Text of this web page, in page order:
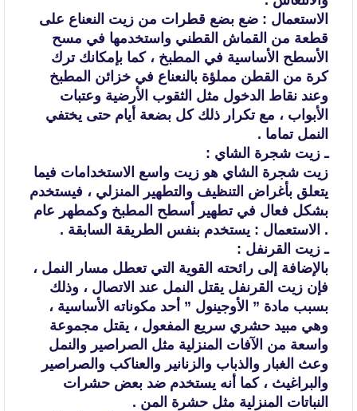
الاستعمال : ضع بضع قطرات من زيت النعناع على
قطعة من القماش القطني واستخدمها في مسح
الأسطح الأساسية في المطبخ ، كما بإمكانك ترك
كرة من القطن مملؤة بالنعناع في خزائن المطبخ
وعند نقاط الدخول مثل الثقوب الأرضية وعتبات
الأبواب ، مع تكرار ذلك كل بضعة أيام حتى يختفي
النمل تماما .
ـ زيت شجرة الشاي :
زيت شجرة الشاي هو زيت واسع الاستخدامات فيما
يتعلق بأغراض التنظيف والتطهير المنزلي ، فيستخدم
بشكل فعال في تطهير أسطح المطبخ وكمطهر عام
. الاستعمال : يستخدم بنفس الطريقة السابقة .
ـ زيت القرنفل :
بالإضافة إلى رائحته القوية التي تعطل مسار النمل ،
فإن زيت القرنفل يقتل النمل عند الاتصال ، وذلك
بسبب مادة ” الأوجينول ” أحد مكوناته الأساسية ،
وهي مبيد حشري سريع المفعول ، يقتل مجموعة
واسعة من الآفات المنزلية مثل الصراصير والنمل
وعث الغبار والذباب والزنانير والعناكب والصراصير
والبراغيث ، كما أنه يستخدم ضد بعض حشرات
النباتات المنزلية مثل حشرة المن .